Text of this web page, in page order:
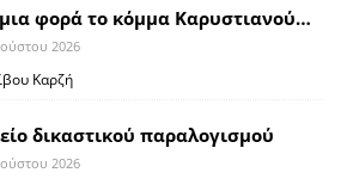
φορά το κόμμα Καρυστιανού…
2026
Καρζή
δικαστικού παραλογισμού
2026